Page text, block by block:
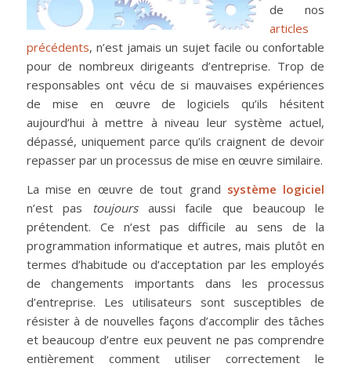
de nos
articles
précédents, n’est jamais un sujet facile ou confortable
pour de nombreux dirigeants d’entreprise. Trop de
responsables ont vécu de si mauvaises expériences
de mise en œuvre de logiciels qu’ils hésitent
aujourd’hui à mettre à niveau leur système actuel,
dépassé, uniquement parce qu’ils craignent de devoir
repasser par un processus de mise en œuvre similaire.
La mise en œuvre de tout grand système logiciel
n’est pas toujoursaussi facile que beaucoup le
prétendent. Ce n’est pas difficile au sens de la
programmation informatique et autres, mais plutôt en
termes d’habitude ou d’acceptation par les employés
de changements importants dans les processus
d’entreprise. Les utilisateurs sont susceptibles de
résister à de nouvelles façons d’accomplir des tâches
et beaucoup d’entre eux peuvent ne pas comprendre
entièrement comment utiliser correctement le